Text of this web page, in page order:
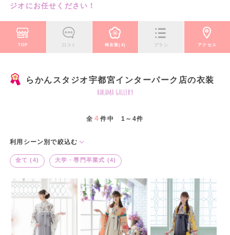
ジオにお任せください！
TOP 口コミ 袴衣装(4) プラン アクセス
らかんスタジオ宇都宮インターパーク店の衣装
hakama gallery
全 4 件中 1～4件
利用シーン別で絞込む
全て (4) 大学・専門卒業式 (4)